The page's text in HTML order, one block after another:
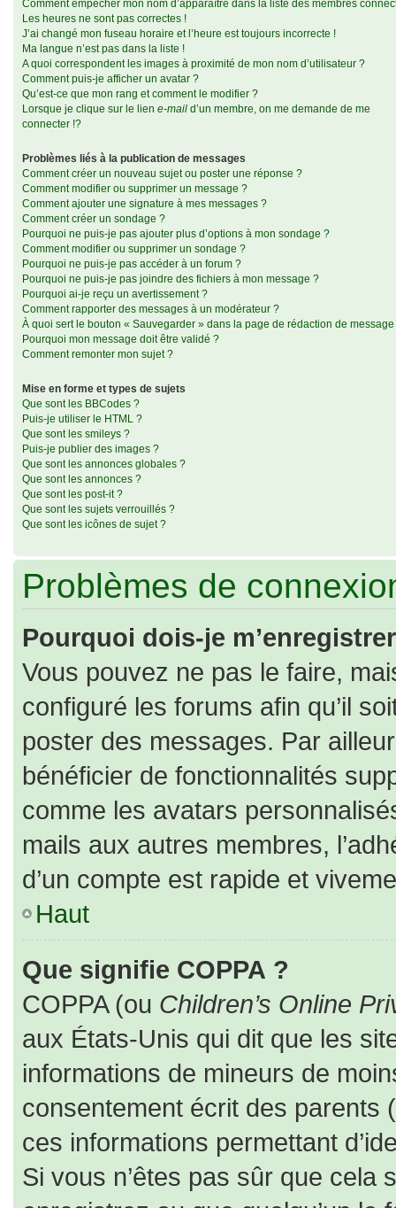
Comment empêcher mon nom d’apparaître dans la liste des membres
Les heures ne sont pas correctes !
J’ai changé mon fuseau horaire et l’heure est toujours incorrecte !
Ma langue n’est pas dans la liste !
A quoi correspondent les images à proximité de mon nom d’utilisateur ?
Comment puis-je afficher un avatar ?
Qu’est-ce que mon rang et comment le modifier ?
Lorsque je clique sur le lien e-mail d’un membre, on me demande de me
connecter !?
Problèmes liés à la publication de messages
Comment créer un nouveau sujet ou poster une réponse ?
Comment modifier ou supprimer un message ?
Comment ajouter une signature à mes messages ?
Comment créer un sondage ?
Pourquoi ne puis-je pas ajouter plus d’options à mon sondage ?
Comment modifier ou supprimer un sondage ?
Pourquoi ne puis-je pas accéder à un forum ?
Pourquoi ne puis-je pas joindre des fichiers à mon message ?
Pourquoi ai-je reçu un avertissement ?
Comment rapporter des messages à un modérateur ?
À quoi sert le bouton « Sauvegarder » dans la page de rédaction de message
Pourquoi mon message doit être validé ?
Comment remonter mon sujet ?
Mise en forme et types de sujets
Que sont les BBCodes ?
Puis-je utiliser le HTML ?
Que sont les smileys ?
Puis-je publier des images ?
Que sont les annonces globales ?
Que sont les annonces ?
Que sont les post-it ?
Que sont les sujets verrouillés ?
Que sont les icônes de sujet ?
Problèmes de
Pourquoi dois-je
Vous pouvez ne pas le faire,
configuré les forums afin qu’il
poster des messages. Par
bénéficier de fonctionnalités
comme les avatars
mails aux autres membres,
d’un compte est rapide et
Haut
Que signifie COPPA ?
COPPA (ou Children’s Online
aux États-Unis qui dit que les
informations de mineurs de
consentement écrit des parents
ces informations permettant
Si vous n’êtes pas sûr que cela